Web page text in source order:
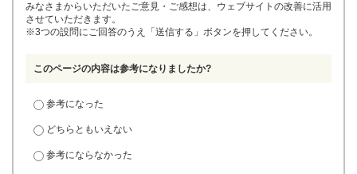
みなさまからいただいたご意見・ご感想は、ウェブサイトの改善に活用
させていただきます。
※3つの設問にご回答のうえ「送信する」ボタンを押してください。
このページの内容は参考になりましたか?
参考になった
どちらともいえない
参考にならなかった